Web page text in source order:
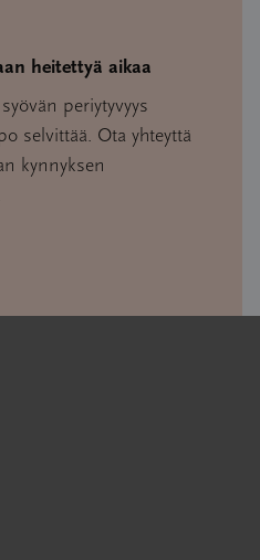
heitettyä aikaa
periytyvyys
selvittää. Ota yhteyttä
kynnyksen